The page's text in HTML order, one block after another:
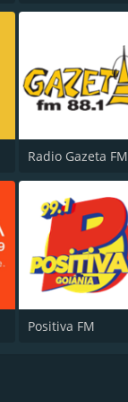
Radio Gazeta FM
Positiva FM